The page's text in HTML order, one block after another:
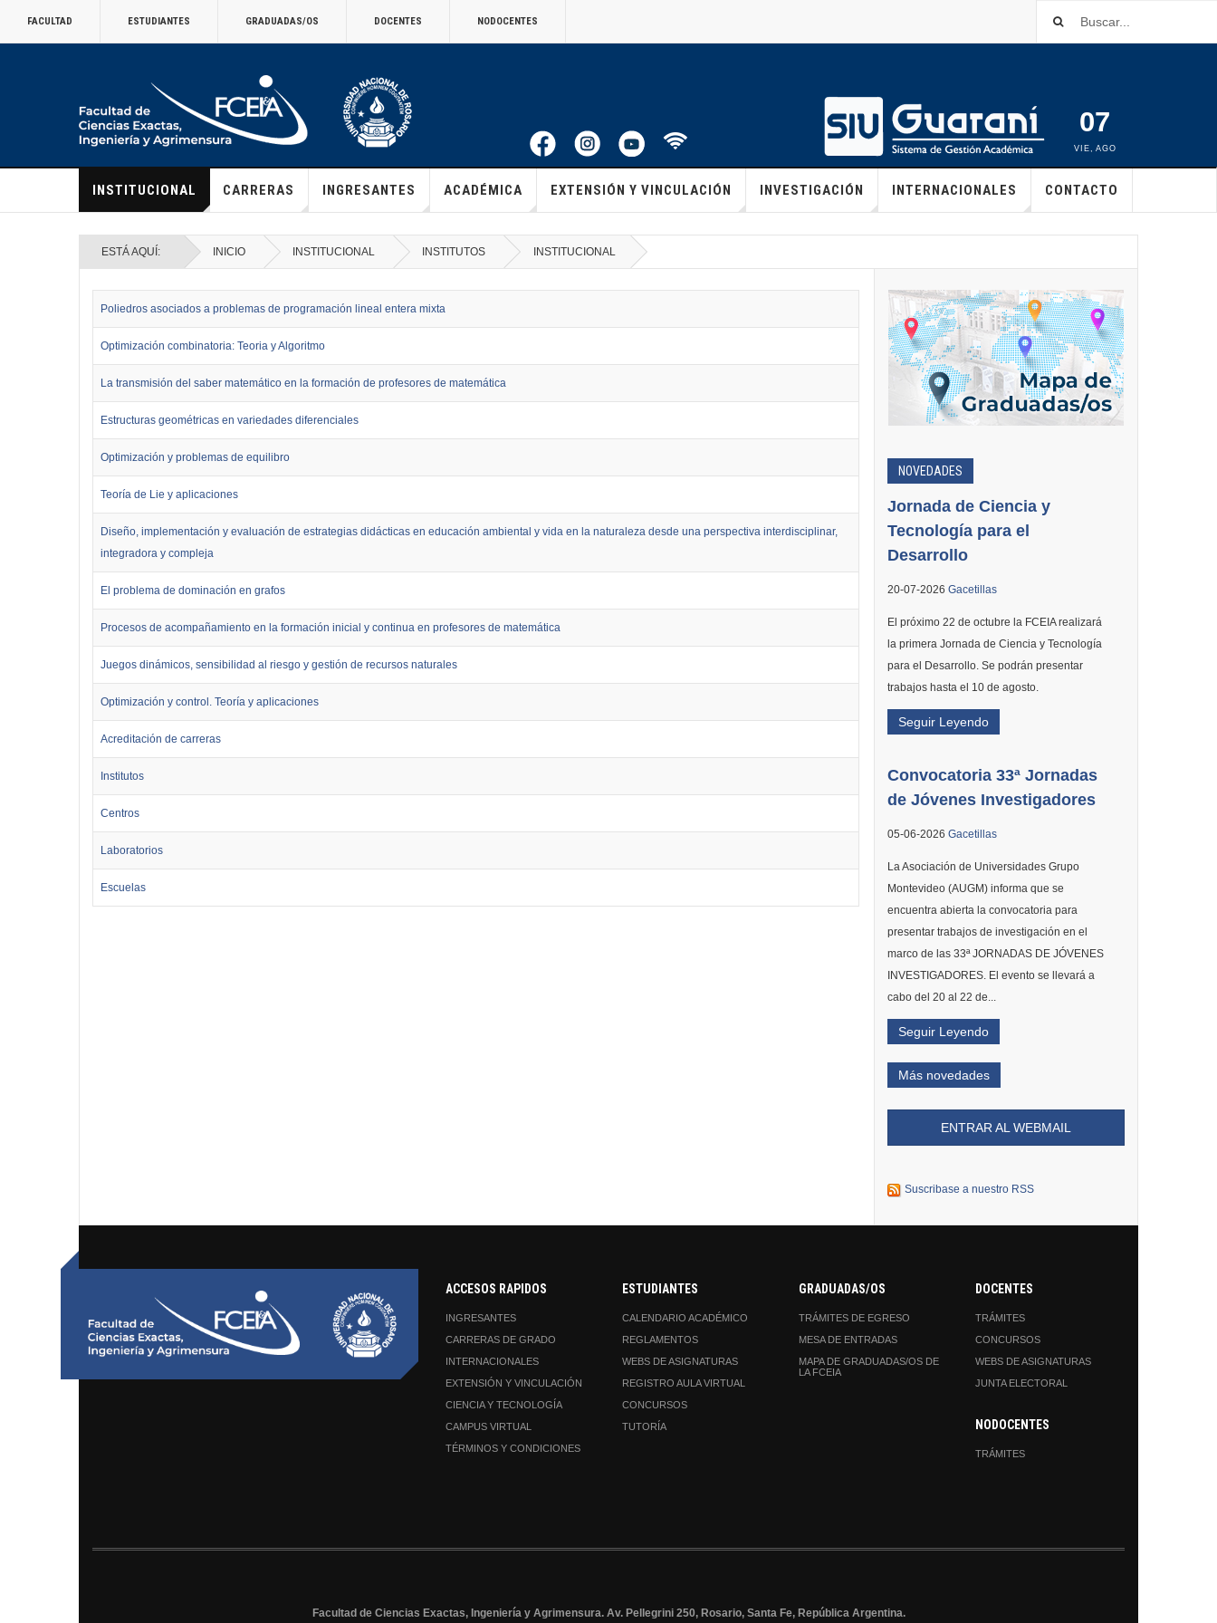
FACULTAD ESTUDIANTES GRADUADAS/OS DOCENTES NODOCENTES
07
VIE, AGO
INSTITUCIONAL CARRERAS INGRESANTES ACADÉMICA EXTENSIÓN Y VINCULACIÓN INVESTIGACIÓN INTERNACIONALES CONTACTO
ESTÁ AQUÍ: INICIO INSTITUCIONAL INSTITUTOS INSTITUCIONAL
Poliedros asociados a problemas de programación lineal entera mixta
Optimización combinatoria: Teoria y Algoritmo
La transmisión del saber matemático en la formación de profesores de matemática
Estructuras geométricas en variedades diferenciales
Optimización y problemas de equilibro
Teoría de Lie y aplicaciones
Diseño, implementación y evaluación de estrategias didácticas en educación ambiental y vida en la naturaleza desde una perspectiva interdisciplinar,
integradora y compleja
El problema de dominación en grafos
Procesos de acompañamiento en la formación inicial y continua en profesores de matemática
Juegos dinámicos, sensibilidad al riesgo y gestión de recursos naturales
Optimización y control. Teoría y aplicaciones
Acreditación de carreras
Institutos
Centros
Laboratorios
Escuelas
NOVEDADES
Jornada de Ciencia y
Tecnología para el
Desarrollo
20-07-2026 Gacetillas
El próximo 22 de octubre la FCEIA realizará
la primera Jornada de Ciencia y Tecnología
para el Desarrollo. Se podrán presentar
trabajos hasta el 10 de agosto.
Seguir Leyendo
Convocatoria 33ª Jornadas
de Jóvenes Investigadores
05-06-2026 Gacetillas
La Asociación de Universidades Grupo
Montevideo (AUGM) informa que se
encuentra abierta la convocatoria para
presentar trabajos de investigación en el
marco de las 33ª JORNADAS DE JÓVENES
INVESTIGADORES. El evento se llevará a
cabo del 20 al 22 de...
Seguir Leyendo
Más novedades
ENTRAR AL WEBMAIL
Suscribase a nuestro RSS
ACCESOS RAPIDOS
INGRESANTES
CARRERAS DE GRADO
INTERNACIONALES
EXTENSIÓN Y VINCULACIÓN
CIENCIA Y TECNOLOGÍA
CAMPUS VIRTUAL
TÉRMINOS Y CONDICIONES
ESTUDIANTES
CALENDARIO ACADÉMICO
REGLAMENTOS
WEBS DE ASIGNATURAS
REGISTRO AULA VIRTUAL
CONCURSOS
TUTORÍA
GRADUADAS/OS
TRÁMITES DE EGRESO
MESA DE ENTRADAS
MAPA DE GRADUADAS/OS DE
LA FCEIA
DOCENTES
TRÁMITES
CONCURSOS
WEBS DE ASIGNATURAS
JUNTA ELECTORAL
NODOCENTES
TRÁMITES
Facultad de Ciencias Exactas, Ingeniería y Agrimensura. Av. Pellegrini 250, Rosario, Santa Fe, República Argentina.